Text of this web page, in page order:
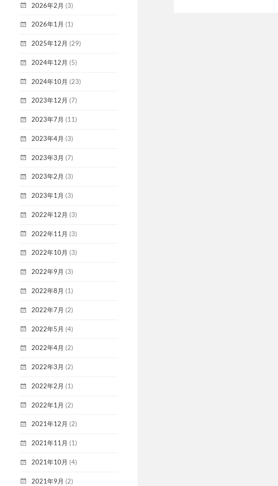
2026年2月 (3)
2026年1月 (1)
2025年12月 (29)
2024年12月 (5)
2024年10月 (23)
2023年12月 (7)
2023年7月 (11)
2023年4月 (3)
2023年3月 (7)
2023年2月 (3)
2023年1月 (3)
2022年12月 (3)
2022年11月 (3)
2022年10月 (3)
2022年9月 (3)
2022年8月 (1)
2022年7月 (2)
2022年5月 (4)
2022年4月 (2)
2022年3月 (2)
2022年2月 (1)
2022年1月 (2)
2021年12月 (2)
2021年11月 (1)
2021年10月 (4)
2021年9月 (2)